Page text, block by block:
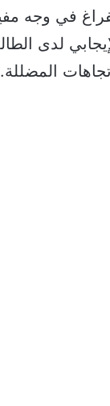
في وجه
لدى
المضللة.